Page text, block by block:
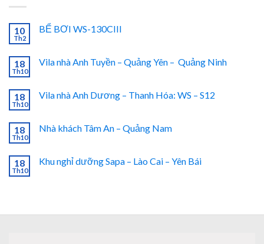
10
Th2
BỂ BƠI WS-130CIII
18
Th10
Vila nhà Anh Tuyền – Quảng Yên – Quảng Ninh
18
Th10
Vila nhà Anh Dương – Thanh Hóa: WS – S12
18
Th10
Nhà khách Tâm An – Quảng Nam
18
Th10
Khu nghỉ dưỡng Sapa – Lào Cai – Yên Bái